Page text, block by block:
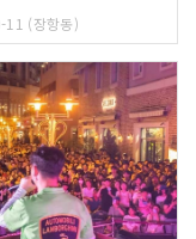
11 (장항동)